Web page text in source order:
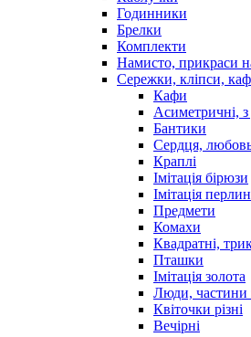
Годинники
Брелки
Комплекти
Намисто, прикраси
Сережки, кліпси,
Кафи
Асиметричні,
Бантики
Сердця,
Краплі
Імітація бірюзи
Імітація перлин
Предмети
Комахи
Квадратні,
Пташки
Імітація золота
Люди, частини
Квіточки різні
Вечірні